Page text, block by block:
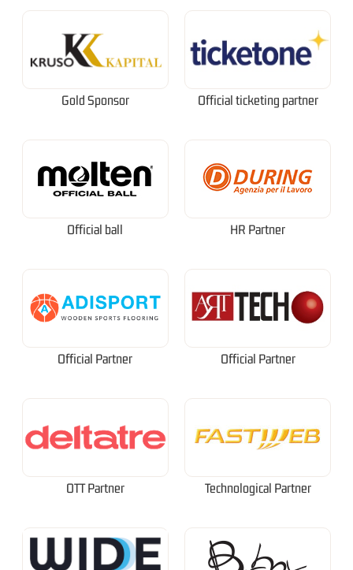
Gold Sponsor Official ticketing partner
Official ball HR Partner
Official Partner Official Partner
OTT Partner Technological Partner